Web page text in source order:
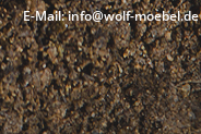
E-Mail: info@wolf-moebel.de